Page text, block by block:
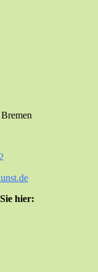
hier: